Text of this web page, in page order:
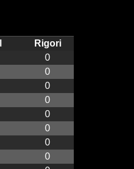
Rigori
0
0
0
0
0
0
0
0